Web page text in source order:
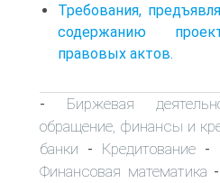
Требования,
содержанию
правовых актов.
- Биржевая
обращение, финансы и
банки - Кредитование -
Финансовая математика -